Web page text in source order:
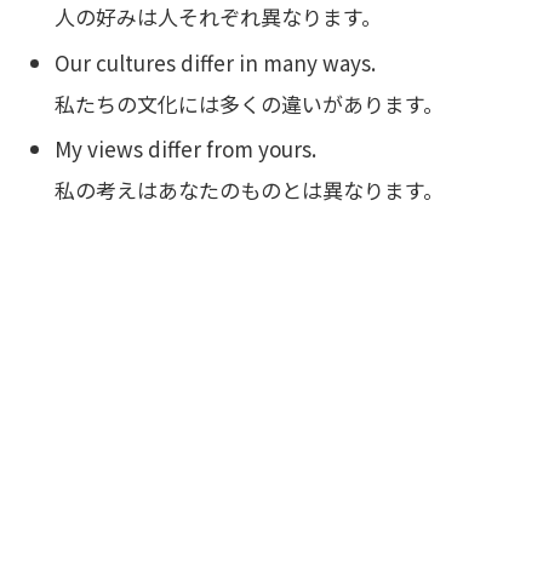
人の好みは人それぞれ異なります。
Our cultures differ in many ways.
私たちの文化には多くの違いがあります。
My views differ from yours.
私の考えはあなたのものとは異なります。